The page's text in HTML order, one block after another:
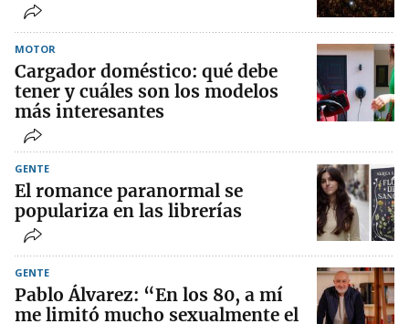
MOTOR
Cargador doméstico: qué debe
tener y cuáles son los modelos
más interesantes
GENTE
El romance paranormal se
populariza en las librerías
GENTE
Pablo Álvarez: “En los 80, a mí
me limitó mucho sexualmente el